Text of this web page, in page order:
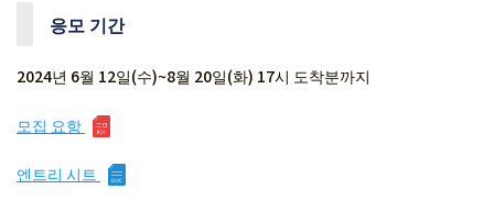
응모 기간
2024년 6월 12일(수)~8월 20일(화) 17시 도착분까지
모집 요항
엔트리 시트